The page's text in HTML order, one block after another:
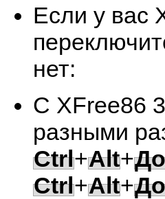
Если у вас
нет:
C XFree86
разными
Ctrl+Alt+
Ctrl+Alt+